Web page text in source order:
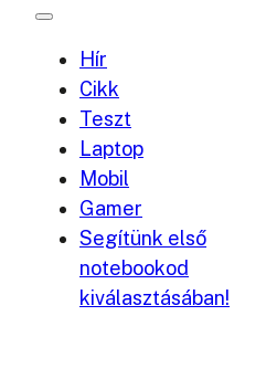
Hír
Cikk
Teszt
Laptop
Mobil
Gamer
Segítünk első
notebookod
kiválasztásában!